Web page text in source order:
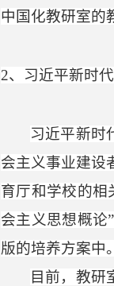
中国化教研室的
2、习近平新时
习近平新时
会主义事业建设
育厅和学校的相
会主义思想概论
版的培养方案中
目前，教研